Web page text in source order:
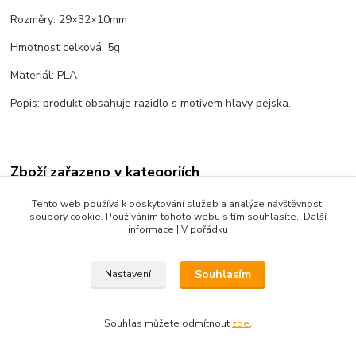
Rozměry: 29×32×10mm
Hmotnost celková: 5g
Materiál: PLA
Popis: produkt obsahuje razidlo s motivem hlavy pejska.
Zboží zařazeno v kategoriích
Zvířata
Produkty do 100 Kč
Tento web používá k poskytování služeb a analýze návštěvnosti
soubory cookie. Používáním tohoto webu s tím souhlasíte.| Další
informace | V pořádku
Nastavení Souhlasím
Souhlas můžete odmítnout zde.